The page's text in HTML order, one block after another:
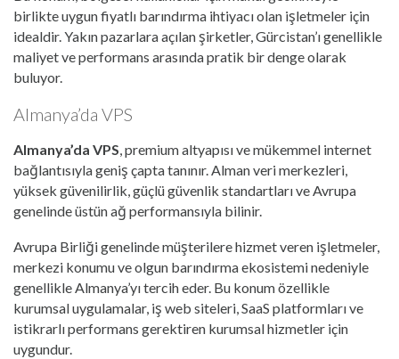
birlikte uygun fiyatlı barındırma ihtiyacı olan işletmeler için
idealdir. Yakın pazarlara açılan şirketler, Gürcistan’ı genellikle
maliyet ve performans arasında pratik bir denge olarak
buluyor.
Almanya’da VPS
Almanya’da VPS, premium altyapısı ve mükemmel internet
bağlantısıyla geniş çapta tanınır. Alman veri merkezleri,
yüksek güvenilirlik, güçlü güvenlik standartları ve Avrupa
genelinde üstün ağ performansıyla bilinir.
Avrupa Birliği genelinde müşterilere hizmet veren işletmeler,
merkezi konumu ve olgun barındırma ekosistemi nedeniyle
genellikle Almanya’yı tercih eder. Bu konum özellikle
kurumsal uygulamalar, iş web siteleri, SaaS platformları ve
istikrarlı performans gerektiren kurumsal hizmetler için
uygundur.